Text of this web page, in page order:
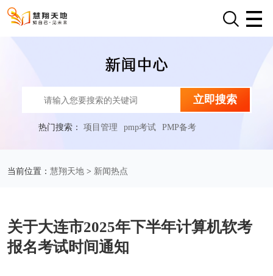
立即搜索
热门搜索：项目管理 pmp考试 PMP备考
当前位置： 慧翔天地> 新闻热点
关于大连市2025年下半年计算机软考
报名考试时间通知